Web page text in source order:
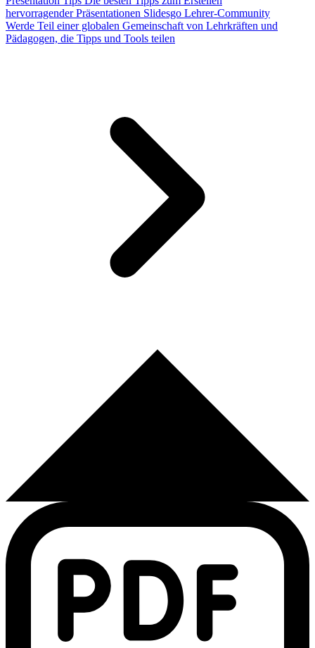
hervorragender Präsentationen Slidesgo Lehrer-Community
Werde Teil einer globalen Gemeinschaft von Lehrkräften und
Pädagogen, die Tipps und Tools teilen